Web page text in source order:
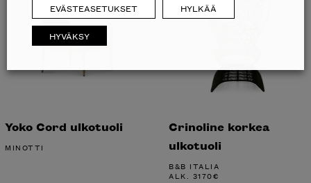
Yoko Cord ulkotuoli
MINOTTI
Crinoline korkea
ulkotuoli
B&B ITALIA
ALK. 3170€
EVÄSTEASETUKSET HYLKÄÄ
HYVÄKSY